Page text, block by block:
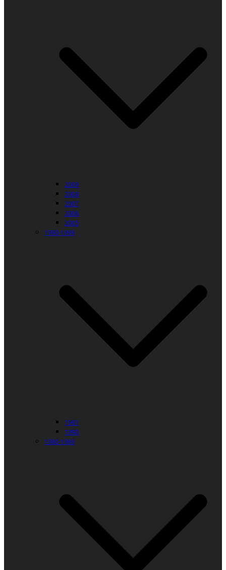
2009
2008
2007
2006
2005
1990-1999
1991
1990
1980-1989